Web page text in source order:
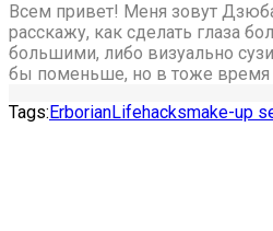
Всем привет! Меня зовут
расскажу, как сделать глаза
большими, либо визуально
бы поменьше, но в тоже время
Tags:ErborianLifehacksmake-up